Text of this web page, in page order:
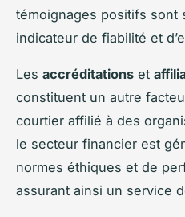
témoignages positifs sont
indicateur de fiabilité et
Les accréditations et
constituent un autre
courtier affilié à des
le secteur financier est
normes éthiques et de
assurant ainsi un service